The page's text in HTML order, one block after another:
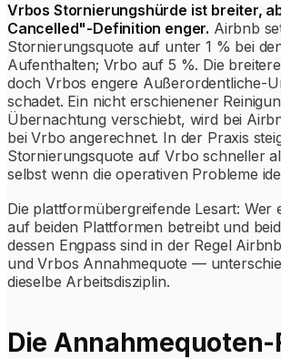
Vrbos Stornierungshürde ist breiter,
Cancelled"-Definition enger. Airbnb
Stornierungsquote auf unter 1 % bei
Aufenthalten; Vrbo auf 5 %. Die
doch Vrbos engere Außerordentliche-
schadet. Ein nicht erschienener
Übernachtung verschiebt, wird bei
bei Vrbo angerechnet. In der Praxis
Stornierungsquote auf Vrbo schneller
selbst wenn die operativen Probleme
Die plattformübergreifende Lesart: Wer
auf beiden Plattformen betreibt und
dessen Engpass sind in der Regel
und Vrbos Annahmequote —
dieselbe Arbeitsdisziplin.
Die Annahmequoten-